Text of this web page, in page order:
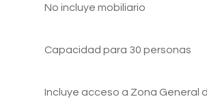
No incluye mobiliario
Capacidad para 30 personas
Incluye acceso a Zona General